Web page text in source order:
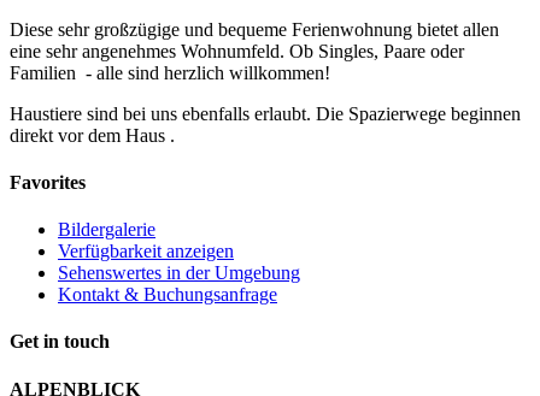
Diese sehr großzügige und bequeme Ferienwohnung bietet allen
eine sehr angenehmes Wohnumfeld. Ob Singles, Paare oder
Familien - alle sind herzlich willkommen!
Haustiere sind bei uns ebenfalls erlaubt. Die Spazierwege beginnen
direkt vor dem Haus .
Favorites
Bildergalerie
Verfügbarkeit anzeigen
Sehenswertes in der Umgebung
Kontakt & Buchungsanfrage
Get in touch
ALPENBLICK